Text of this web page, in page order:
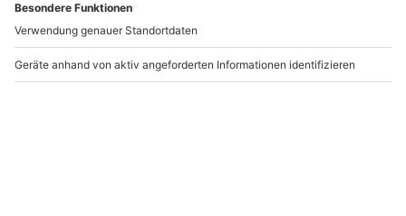
Be a Popstar Münster
Song aufnehmen
Mannheim